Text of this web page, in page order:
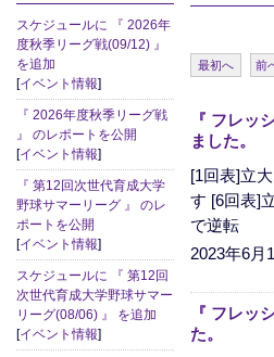
スケジュールに 『 2026年
度秋季リーグ戦(09/12) 』
を追加
[イベント情報]
『 2026年度秋季リーグ戦
』 のレポートを公開
[イベント情報]
『 第12回次世代育成大学
野球サマーリーグ 』 のレ
ポートを公開
[イベント情報]
スケジュールに 『 第12回
次世代育成大学野球サマー
リーグ(08/06) 』 を追加
[イベント情報]
最初へ 前
『 フレッ
ました。
[1回表]立
す [6回表]
で逆転
2023年6月
『 フレッ
た。